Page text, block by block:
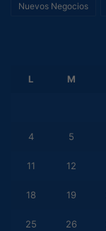
Nuevos Negocios
L M
4 5
11 12
18 19
25 26